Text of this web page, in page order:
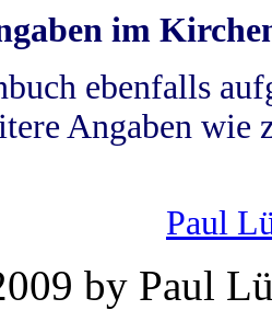
im
ebenfalls
Angaben wie
Paul
by Paul